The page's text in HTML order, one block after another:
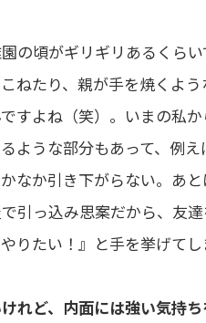
園の頃がギリギリあるくら
ねたり、親が手を焼くよ
すよね（笑）。いまの私
ような部分もあって、例
なか引き下がらない。あ
で引っ込み思案だから、友
りたい！』と手を挙げて
けれど、内面には強い気持